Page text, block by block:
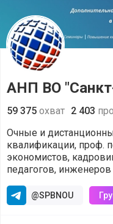
АНП ВО
Университет"
59 375 охват 2 403
Очные и
квалификации, проф.
экономистов,
педагогов, инженеров
@SPBNOU